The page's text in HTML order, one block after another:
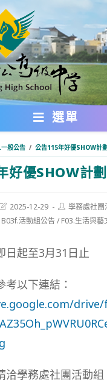
選單
般公告 / 公告115年好優SHOW計
好優SHOW計
Post2025-12-29
Post
author:
學務處社團
B03f.活動組公告/ F03.生活與藝
日起至3月31日止
考以下連結：
drive/
洽學務處社團活動組